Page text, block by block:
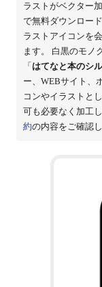
ラストがベクター
で無料ダウンロー
ラストアイコンを
ます。 白黒のモノ
「 はてなと本のシ
ー、WEBサイト、
コンやイラストと
可も必要なく加工
約の内容をご確認